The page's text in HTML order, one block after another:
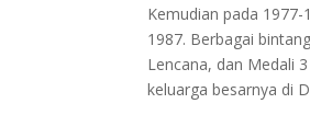
Kemudian pada
1987. Berbagai
Lencana, dan Medali
keluarga besarnya di